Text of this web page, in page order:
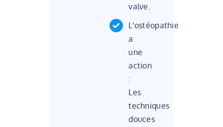
valve.
L’ostéopathie
a
une
action
:
Les
techniques
douces